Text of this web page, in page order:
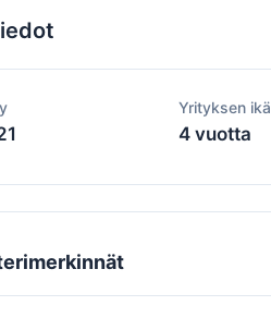
Yrityksen ikä
4 vuotta